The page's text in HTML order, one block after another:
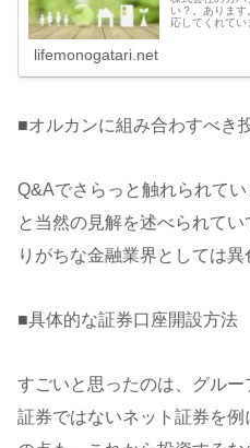
い？。ありま
応してくれてい
lifemonogatari.net
■オルカンに組み合わすべき
Q&Aでさらっと触れられて
と当然の見解を述べられて
りがちな金融業界としては異
■具体的な証券口座開設方法
すごいと思ったのは、グル
証券ではないネット証券を